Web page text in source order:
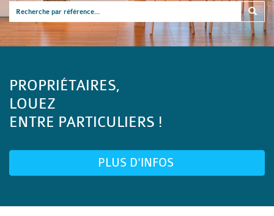
PROPRIÉTAIRES,
LOUEZ
ENTRE PARTICULIERS !
PLUS D'INFOS